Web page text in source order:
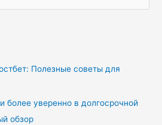
Полезные советы для
более уверенно в долгосрочной
обзор